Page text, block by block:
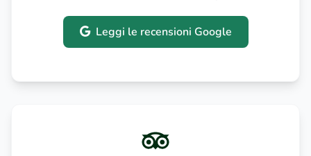
Leggi le recensioni Google